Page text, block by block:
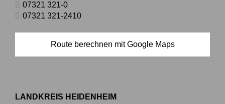
07321 321-0
07321 321-2410
Route berechnen mit Google Maps
LANDKREIS HEIDENHEIM